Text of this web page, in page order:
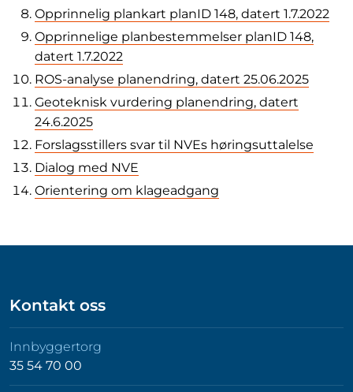
Opprinnelig plankart planID 148, datert 1.7.2022
Opprinnelige planbestemmelser planID 148,
datert 1.7.2022
ROS-analyse planendring, datert 25.06.2025
Geoteknisk vurdering planendring, datert
24.6.2025
Forslagsstillers svar til NVEs høringsuttalelse
Dialog med NVE
Orientering om klageadgang
Kontakt oss
Innbyggertorg
35 54 70 00